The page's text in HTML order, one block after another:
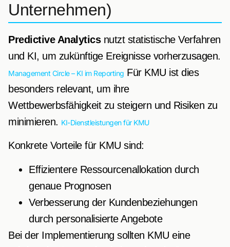
Unternehmen)
Predictive Analyticsnutzt statistische Verfahren
und KI, um zukünftige Ereignisse vorherzusagen.
Management Circle – KI im Reporting Für KMU ist dies
besonders relevant, um ihre
Wettbewerbsfähigkeit zu steigern und Risiken zu
minimieren. KI-Dienstleistungen für KMU
Konkrete Vorteile für KMU sind:
Effizientere Ressourcenallokation durch
genaue Prognosen
Verbesserung der Kundenbeziehungen
durch personalisierte Angebote
Bei der Implementierung sollten KMU eine